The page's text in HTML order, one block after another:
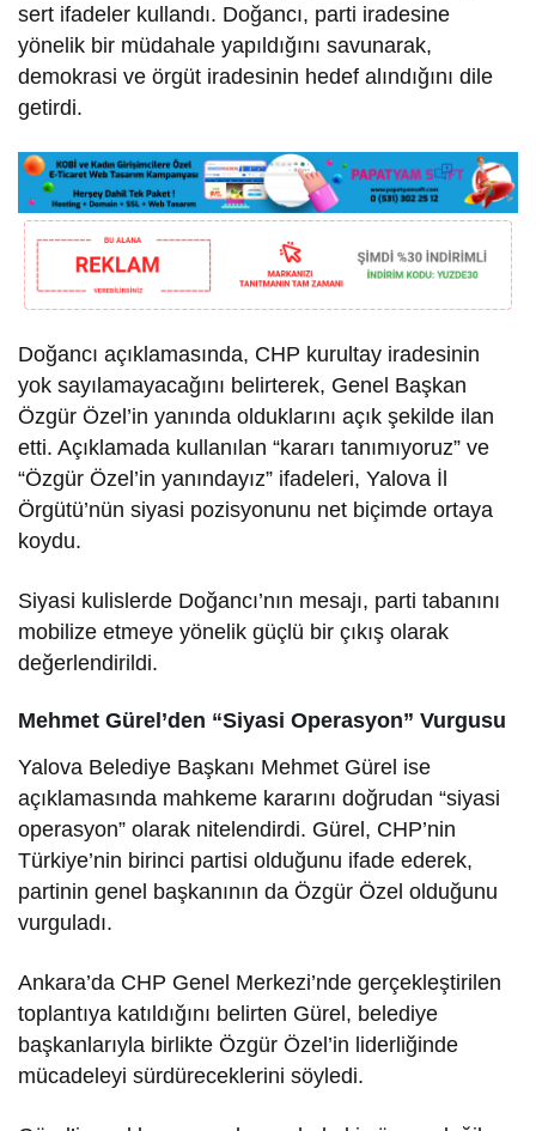
sert ifadeler kullandı. Doğancı, parti iradesine
yönelik bir müdahale yapıldığını savunarak,
demokrasi ve örgüt iradesinin hedef alındığını dile
getirdi.
Doğancı açıklamasında, CHP kurultay iradesinin
yok sayılamayacağını belirterek, Genel Başkan
Özgür Özel’in yanında olduklarını açık şekilde ilan
etti. Açıklamada kullanılan “kararı tanımıyoruz” ve
“Özgür Özel’in yanındayız” ifadeleri, Yalova İl
Örgütü’nün siyasi pozisyonunu net biçimde ortaya
koydu.
Siyasi kulislerde Doğancı’nın mesajı, parti tabanını
mobilize etmeye yönelik güçlü bir çıkış olarak
değerlendirildi.
Mehmet Gürel’den “Siyasi Operasyon” Vurgusu
Yalova Belediye Başkanı Mehmet Gürel ise
açıklamasında mahkeme kararını doğrudan “siyasi
operasyon” olarak nitelendirdi. Gürel, CHP’nin
Türkiye’nin birinci partisi olduğunu ifade ederek,
partinin genel başkanının da Özgür Özel olduğunu
vurguladı.
Ankara’da CHP Genel Merkezi’nde gerçekleştirilen
toplantıya katıldığını belirten Gürel, belediye
başkanlarıyla birlikte Özgür Özel’in liderliğinde
mücadeleyi sürdüreceklerini söyledi.